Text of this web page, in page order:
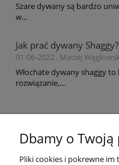
Szare dywany są bardzo
w...
Jak prać dywany Shaggy?
01-06-2022 , Maciej
Włochate dywany shaggy
rozwiązanie,...
Dbamy o
Pliki cookies i pokrewne